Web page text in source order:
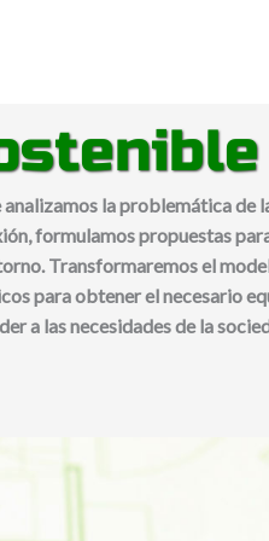
la problemática de
formulamos propuestas
Transformaremos el
para obtener el necesario
a las necesidades de la